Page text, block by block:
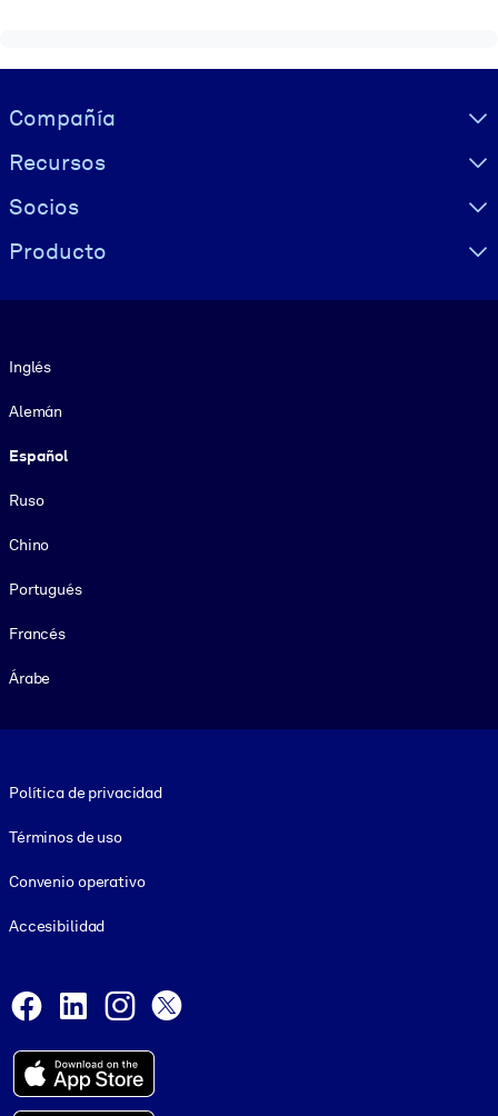
Visually hidden Text
Compañía
Recursos
Socios
Producto
Inglés
Alemán
Español
Ruso
Chino
Portugués
Francés
Árabe
Política de privacidad
Términos de uso
Convenio operativo
Accesibilidad
Facebook
LinkedInInstagram